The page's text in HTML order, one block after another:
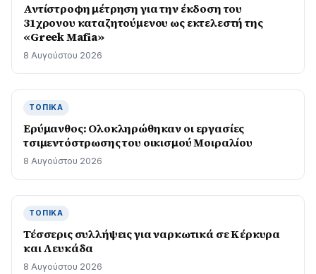
Αντίστροφη μέτρηση για την έκδοση του
31χρονου καταζητούμενου ως εκτελεστή της
«Greek Mafia»
8 Αυγούστου 2026
ΤΟΠΙΚΆ
Ερύμανθος: Ολοκληρώθηκαν οι εργασίες
τσιμεντόστρωσης του οικισμού Μοιραλίου
8 Αυγούστου 2026
ΤΟΠΙΚΆ
Τέσσερις συλλήψεις για ναρκωτικά σε Κέρκυρα
και Λευκάδα
8 Αυγούστου 2026